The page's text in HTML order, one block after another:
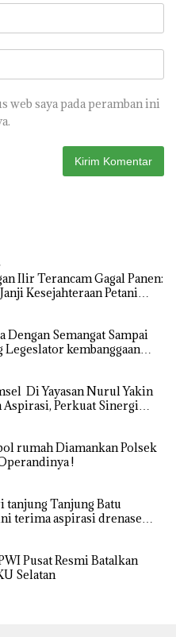
web saya pada peramban ini
Ilir Terancam Gagal Panen:
Kesejahteraan Petani
Dengan Semangat Sampai
Legeslator kembanggaan
Di Yayasan Nurul Yakin
Aspirasi, Perkuat Sinergi
rumah Diamankan Polsek
!
tanjung Tanjung Batu
terima aspirasi drenase
Pusat Resmi Batalkan
Selatan